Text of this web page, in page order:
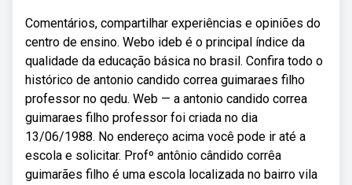
Comentários, compartilhar experiências e opiniões do
centro de ensino. Webo ideb é o principal índice da
qualidade da educação básica no brasil. Confira todo o
histórico de antonio candido correa guimaraes filho
professor no qedu. Web — a antonio candido correa
guimaraes filho professor foi criada no dia
13/06/1988. No endereço acima você pode ir até a
escola e solicitar. Profº antônio cândido corrêa
guimarães filho é uma escola localizada no bairro vila